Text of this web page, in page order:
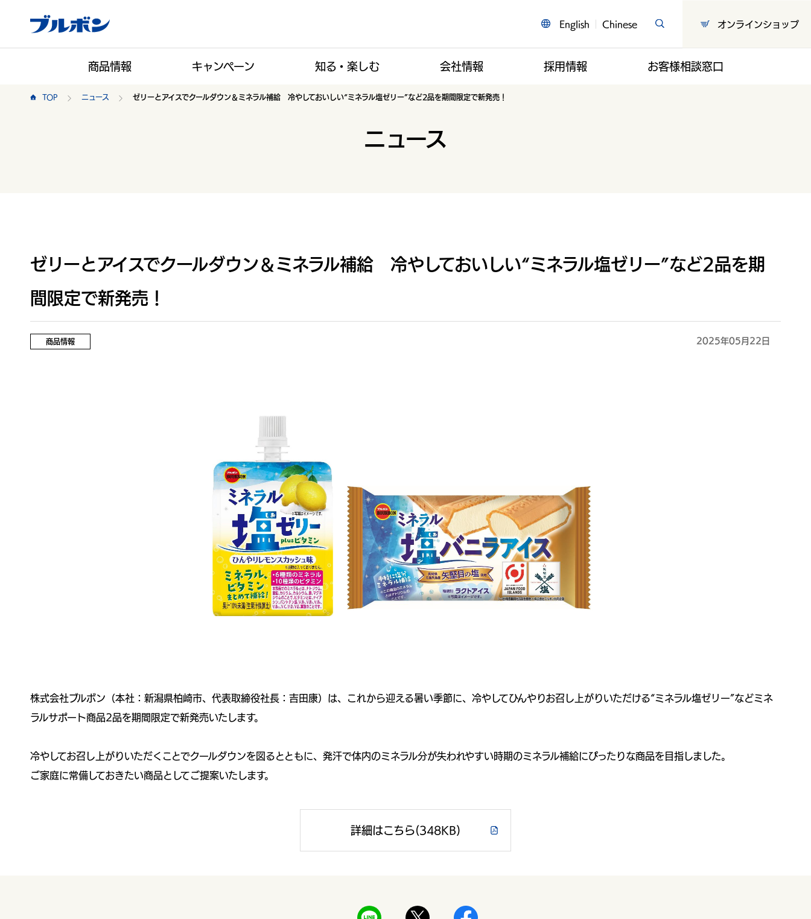
English Chinese オンラインショップ
商品情報 キャンペーン 知る・楽しむ 会社情報 採用情報 お客様相談窓口
TOP ニュース ゼリーとアイスでクールダウン＆ミネラル補給 冷やしておいしい“ミネラル塩ゼリー”など2品を期間限定で新発売！
ニュース
ゼリーとアイスでクールダウン＆ミネラル補給 冷やしておいしい“ミネラル塩ゼリー”など2品を期
間限定で新発売！
商品情報 2025年05月22日
株式会社ブルボン（本社：新潟県柏崎市、代表取締役社長：吉田康）は、これから迎える暑い季節に、冷やしてひんやりお召し上がりいただける“ミネラル塩ゼリー”などミネ
ラルサポート商品2品を期間限定で新発売いたします。
冷やしてお召し上がりいただくことでクールダウンを図るとともに、発汗で体内のミネラル分が失われやすい時期のミネラル補給にぴったりな商品を目指しました。
ご家庭に常備しておきたい商品としてご提案いたします。
詳細はこちら(348KB)